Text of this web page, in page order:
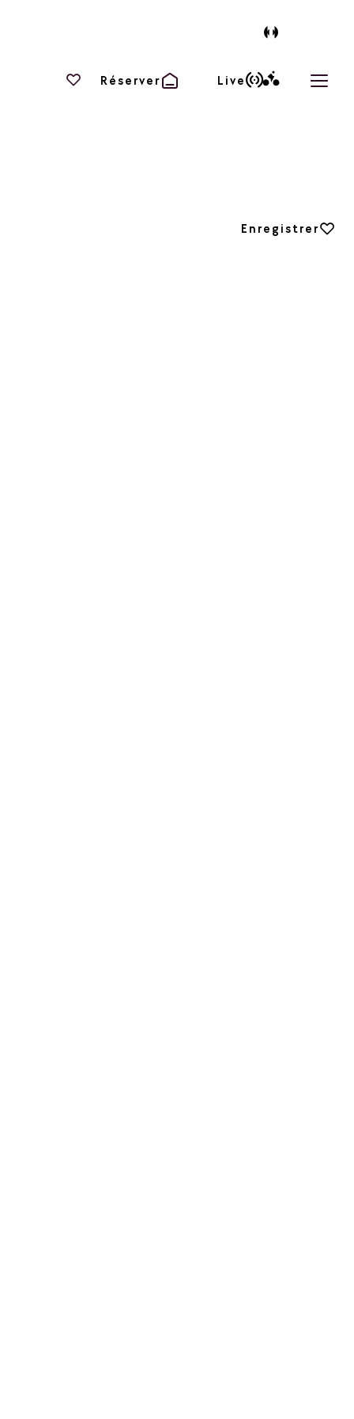
Vos favoris
Réserver Live
Enregistrer
Ajouter aux